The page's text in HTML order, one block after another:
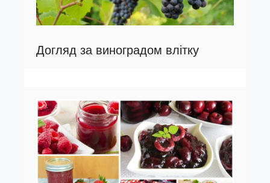
Догляд за виноградом влітку